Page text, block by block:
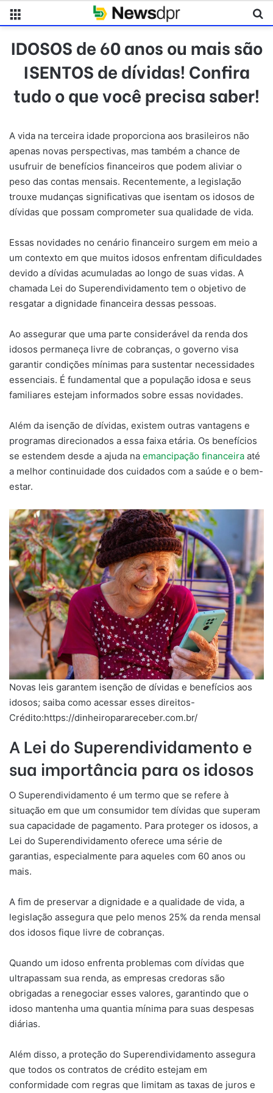
IDOSOS de 60 anos ou mais são
ISENTOS de dívidas! Confira
tudo o que você precisa saber!
A vida na terceira idade proporciona aos brasileiros não
apenas novas perspectivas, mas também a chance de
usufruir de benefícios financeiros que podem aliviar o
peso das contas mensais. Recentemente, a legislação
trouxe mudanças significativas que isentam os idosos de
dívidas que possam comprometer sua qualidade de vida.
Essas novidades no cenário financeiro surgem em meio a
um contexto em que muitos idosos enfrentam dificuldades
devido a dívidas acumuladas ao longo de suas vidas. A
chamada Lei do Superendividamento tem o objetivo de
resgatar a dignidade financeira dessas pessoas.
Ao assegurar que uma parte considerável da renda dos
idosos permaneça livre de cobranças, o governo visa
garantir condições mínimas para sustentar necessidades
essenciais. É fundamental que a população idosa e seus
familiares estejam informados sobre essas novidades.
Além da isenção de dívidas, existem outras vantagens e
programas direcionados a essa faixa etária. Os benefícios
se estendem desde a ajuda na emancipação financeira até
a melhor continuidade dos cuidados com a saúde e o bem-
estar.
Novas leis garantem isenção de dívidas e benefícios aos
idosos; saiba como acessar esses direitos-
Crédito:https://dinheiroparareceber.com.br/
A Lei do Superendividamento e
sua importância para os idosos
O Superendividamento é um termo que se refere à
situação em que um consumidor tem dívidas que superam
sua capacidade de pagamento. Para proteger os idosos, a
Lei do Superendividamento oferece uma série de
garantias, especialmente para aqueles com 60 anos ou
mais.
A fim de preservar a dignidade e a qualidade de vida, a
legislação assegura que pelo menos 25% da renda mensal
dos idosos fique livre de cobranças.
Quando um idoso enfrenta problemas com dívidas que
ultrapassam sua renda, as empresas credoras são
obrigadas a renegociar esses valores, garantindo que o
idoso mantenha uma quantia mínima para suas despesas
diárias.
Além disso, a proteção do Superendividamento assegura
que todos os contratos de crédito estejam em
conformidade com regras que limitam as taxas de juros e